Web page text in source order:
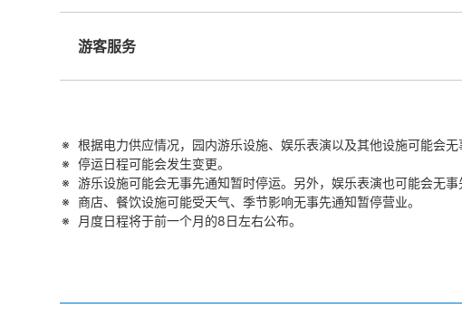
游客服务
根据电力供应情况，园内游乐设施、娱乐表演以及其他设施可能会
停运日程可能会发生变更。
游乐设施可能会无事先通知暂时停运。另外，娱乐表演也可能会无
商店、餐饮设施可能受天气、季节影响无事先通知暂停营业。
月度日程将于前一个月的8日左右公布。